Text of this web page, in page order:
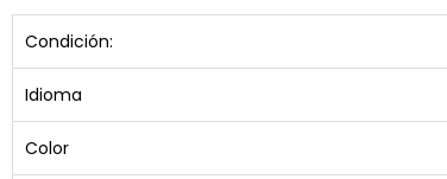
Condición:
Idioma
Color